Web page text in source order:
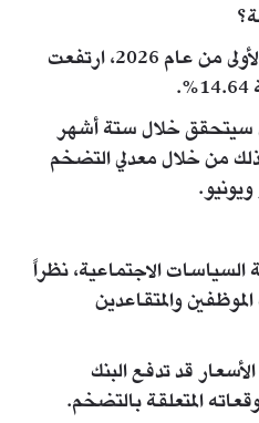
بحلول نهاية الأشهر الأربعة الأولى من عام 2026، ارتفعت
سيتحقق خلال ستة أشهر
من خلال معدلي التضخم
الاجتماعية، نظراً
والمتقاعدين
قد تدفع البنك
المتعلقة بالتضخم.